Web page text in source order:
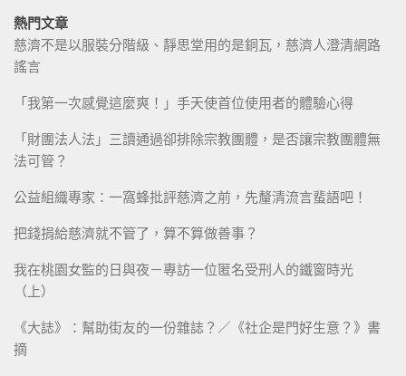
熱門文章
慈濟不是以服裝分階級、靜思堂用的是銅瓦，慈濟人澄清網路
謠言
「我第一次感覺這麼爽！」手天使首位使用者的體驗心得
「財團法人法」三讀通過卻排除宗教團體，是否讓宗教團體無
法可管？
公益組織專家：一窩蜂批評慈濟之前，先釐清流言蜚語吧！
把錢捐給慈濟就不管了，算不算做善事？
我在桃園女監的日與夜－專訪一位匿名受刑人的鐵窗時光
（上）
《大誌》：幫助街友的一份雜誌？／《社企是門好生意？》書
摘